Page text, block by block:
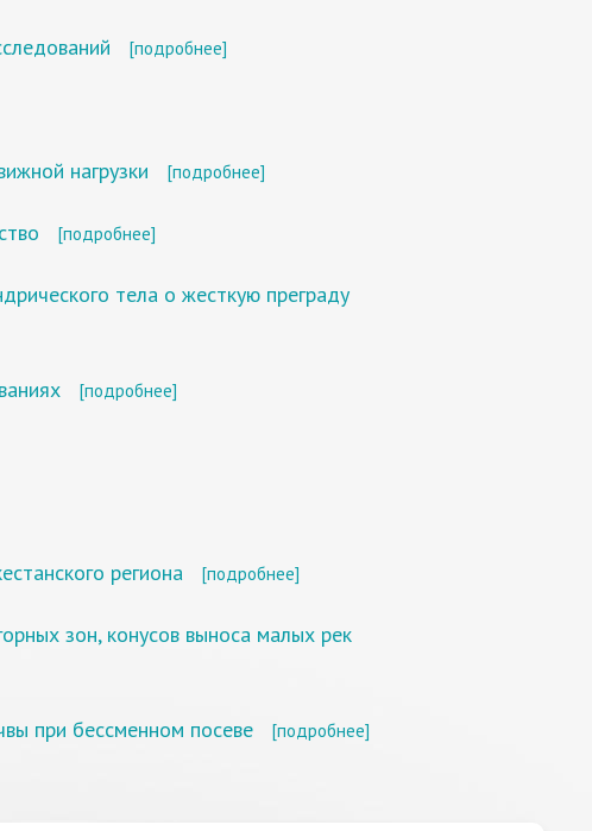
[подробнее]
нагрузки [подробнее]
[подробнее]
тела о жесткую преграду
[подробнее]
региона [подробнее]
зон, конусов выноса малых рек
при бессменном посеве [подробнее]